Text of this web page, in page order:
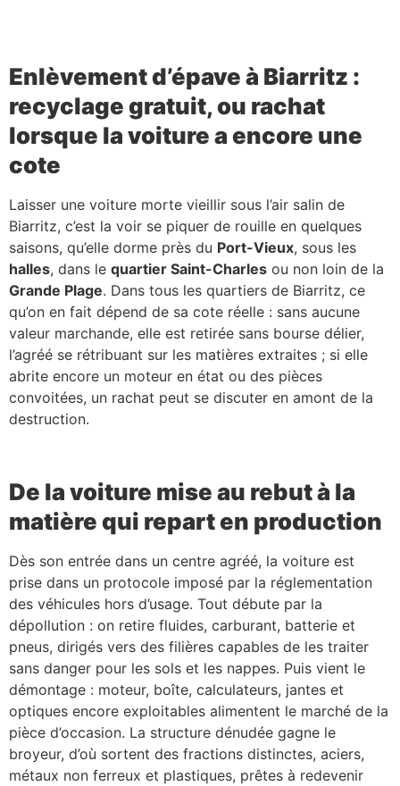
Enlèvement d’épave à Biarritz :
recyclage gratuit, ou rachat
lorsque la voiture a encore une
cote
Laisser une voiture morte vieillir sous l’air salin de
Biarritz, c’est la voir se piquer de rouille en quelques
saisons, qu’elle dorme près du Port-Vieux, sous les
halles, dans le quartier Saint-Charles ou non loin de la
Grande Plage. Dans tous les quartiers de Biarritz, ce
qu’on en fait dépend de sa cote réelle : sans aucune
valeur marchande, elle est retirée sans bourse délier,
l’agréé se rétribuant sur les matières extraites ; si elle
abrite encore un moteur en état ou des pièces
convoitées, un rachat peut se discuter en amont de la
destruction.
De la voiture mise au rebut à la
matière qui repart en production
Dès son entrée dans un centre agréé, la voiture est
prise dans un protocole imposé par la réglementation
des véhicules hors d’usage. Tout débute par la
dépollution : on retire fluides, carburant, batterie et
pneus, dirigés vers des filières capables de les traiter
sans danger pour les sols et les nappes. Puis vient le
démontage : moteur, boîte, calculateurs, jantes et
optiques encore exploitables alimentent le marché de la
pièce d’occasion. La structure dénudée gagne le
broyeur, d’où sortent des fractions distinctes, aciers,
métaux non ferreux et plastiques, prêtes à redevenir